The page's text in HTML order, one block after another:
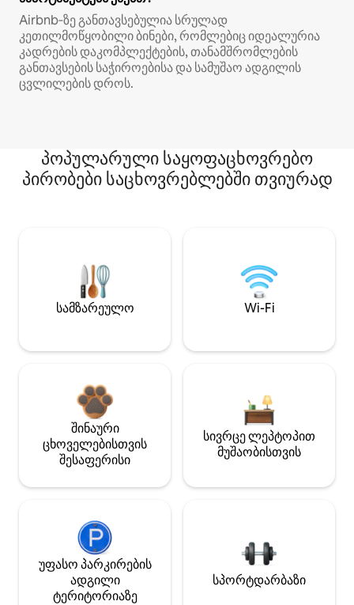
Airbnb‑ზე განთავსებულია სრულად
კეთილმოწყობილი ბინები, რომლებიც იდეალურია
კადრების დაკომპლექტების, თანამშრომლების
განთავსების საჭიროებისა და სამუშაო ადგილის
ცვლილების დროს.
პოპულარული საყოფაცხოვრებო
პირობები საცხოვრებლებში თვიურად
სამზარეულო Wi-Fi
შინაური
ცხოველებისთვის
შესაფერისი
სივრცე ლეპტოპით
მუშაობისთვის
უფასო პარკირების
ადგილი
ტერიტორიაზე
სპორტდარბაზი